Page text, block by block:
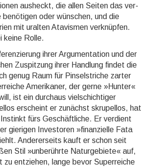
ausheckt, die allen Seiten das ver­
oder wünschen, und die
mit uralten Atavis­men ver­knüpfen.
keine Rolle.
ihrer Argumen­tation und der
Zu­spit­zung ihrer Handlung findet die
genug Raum für Pinsel­striche zarter
Ameri­kaner, der gerne »Hunter«
ist ein durchaus viel­schich­tiger
erscheint er zunächst skrupel­los, hat
fürs Ge­schäft­liche. Er verdient
gierigen Inves­toren »finan­zielle Fata
Anderer­seits kauft er schon seit
Stil »unbe­rührte Natur­gebiete« auf,
zu entziehen, lange bevor Super­reiche